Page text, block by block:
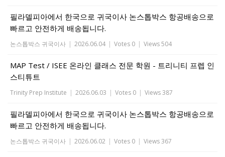
필라델피아에서 한국으로 귀국이사 논스톱박스 항공배송으로
빠르고 안전하게 배송됩니다.
논스톱박스 귀국이사 | 2026.06.04 | Votes 0 | Views 504
MAP Test / ISEE 온라인 클래스 전문 학원 - 트리니티 프렙 인
스티튜트
Trinity Prep Institute | 2026.06.03 | Votes 0 | Views 387
필라델피아에서 한국으로 귀국이사 논스톱박스 항공배송으로
빠르고 안전하게 배송됩니다.
논스톱박스 귀국이사 | 2026.06.02 | Votes 0 | Views 367